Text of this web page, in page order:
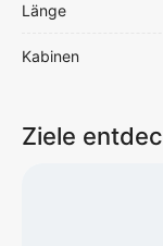
Länge
Kabinen
Ziele